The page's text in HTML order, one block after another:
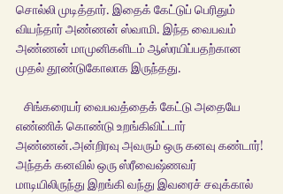
சொல்லி முடித்தார். இதைக் கேட்டுப் பெரிதும்
வியந்தார் அண்ணன் ஸ்வாமி. இந்த வைபவம்
அண்ணன் மாமுனிகளிடம் ஆஸ்ரயிப்பதற்கான
முதல் தூண்டுகோலாக இருந்தது.
எண்ணிக் கொண்டு உறங்கிவிட்டார்
அண்ணன்.அன்றிரவு அவரும் ஒரு கனவு கண்டார்!
அந்தக் கனவில் ஒரு ஸ்ரீவைஷ்ணவர்
மாடியிலிருந்து இறங்கி வந்து இவரைச் சவுக்கால்